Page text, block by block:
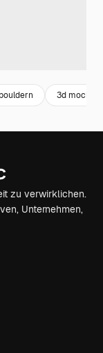
bouldern 3d mockup
zu verwirklichen.
Unternehmen,